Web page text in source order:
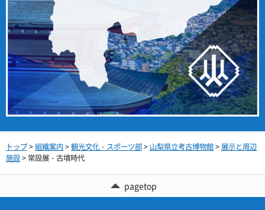
トップ>組織案内>観光文化・スポーツ部> 山梨県立考古博物館>展示と周辺
施設> 常設展・古墳時代
pagetop